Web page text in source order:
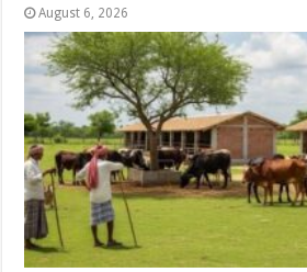
August 6, 2026